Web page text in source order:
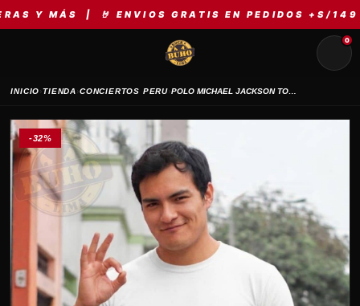
| 🤘 ENVIOS GRATIS EN PEDIDOS +S/149 | ⚡
0
INICIO›TIENDA›CONCIERTOS PERU›
-32%